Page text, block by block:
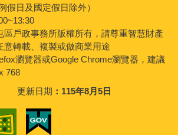
例假日及國定假日除外）
區戶政事務所版權所有，請尊重智慧財產
意轉載、複製或做商業用途
瀏覽器或Google Chrome瀏覽器，建議
768
更新日期 115年8月5日